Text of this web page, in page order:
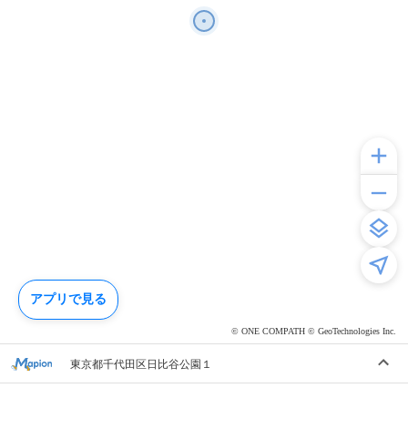
© ONE COMPATH © GeoTechnologies Inc.
東京都千代田区日比谷公園１
アプリで見る